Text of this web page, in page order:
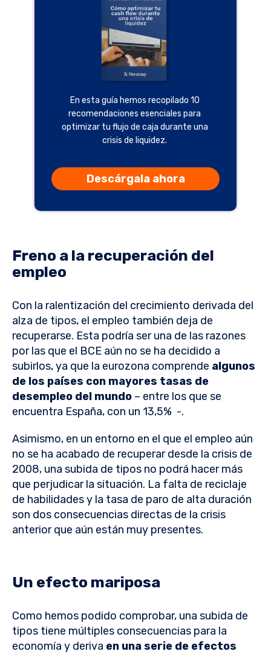
En esta guía hemos recopilado 10
recomendaciones esenciales para
optimizar tu flujo de caja durante una
crisis de liquidez.
Descárgala ahora
Freno a la recuperación del
empleo
Con la ralentización del crecimiento derivada del
alza de tipos, el empleo también deja de
recuperarse. Esta podría ser una de las razones
por las que el BCE aún no se ha decidido a
subirlos, ya que la eurozona comprende algunos
de los países con mayores tasas de
desempleo del mundo – entre los que se
encuentra España, con un 13,5% -.
Asimismo, en un entorno en el que el empleo aún
no se ha acabado de recuperar desde la crisis de
2008, una subida de tipos no podrá hacer más
que perjudicar la situación. La falta de reciclaje
de habilidades y la tasa de paro de alta duración
son dos consecuencias directas de la crisis
anterior que aún están muy presentes.
Un efecto mariposa
Como hemos podido comprobar, una subida de
tipos tiene múltiples consecuencias para la
economía y deriva en una serie de efectos